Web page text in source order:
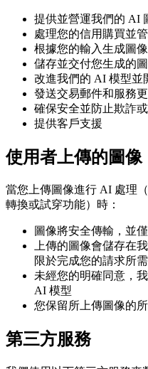
提供並營運我們的 AI
處理您的信用購買並
根據您的輸入生成圖
儲存並交付您生成的
改進我們的 AI 模型並
發送交易郵件和服務
確保安全並防止欺詐
提供客戶支援
使用者上傳的圖像
當您上傳圖像進行 AI 處理
轉換或試穿功能）時：
圖像將安全傳輸，並
上傳的圖像會儲存在
限於完成您的請求所
未經您的明確同意，
AI 模型
您保留所上傳圖像的
第三方服務